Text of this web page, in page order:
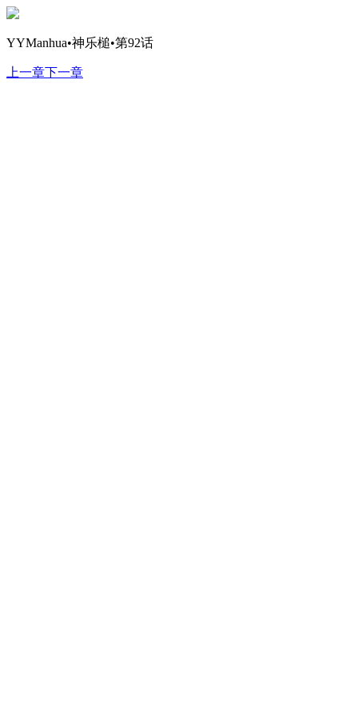
YYManhua•神乐槌•第92话
上一章下一章